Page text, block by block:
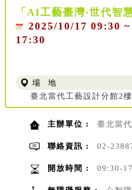
「AI工藝臺灣‧世代智
2025/10/17 09:30
17:30
場 地
臺北當代工藝設計分館2樓
主辦單位 : 臺北當
聯絡資訊 : 02-
開放時間 : 09:30-